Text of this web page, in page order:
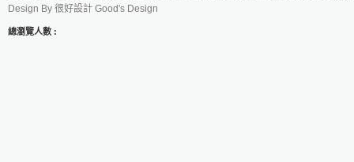
Design By 很好設計 Good's Design
總瀏覽人數 :